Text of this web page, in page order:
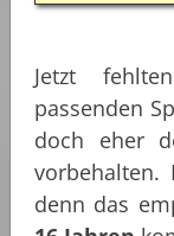
Jetzt
passenden
doch eher
denn das